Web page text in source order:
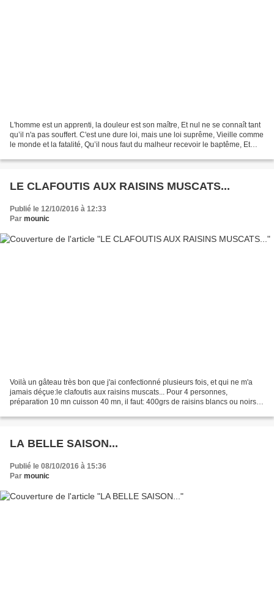
L'homme est un apprenti, la douleur est son maître, Et nul ne se connaît tant
qu’il n'a pas souffert. C'est une dure loi, mais une loi suprême, Vieille comme
le monde et la fatalité, Qu’il nous faut du malheur recevoir le baptême, Et
LE CLAFOUTIS AUX RAISINS MUSCATS...
Publié le 12/10/2016 à 12:33
Par mounic
Voilà un gâteau très bon que j'ai confectionné plusieurs fois, et qui ne m'a
jamais déçue:le clafoutis aux raisins muscats... Pour 4 personnes,
préparation 10 mn cuisson 40 mn, il faut: 400grs de raisins blancs ou noirs.
LA BELLE SAISON...
Publié le 08/10/2016 à 15:36
Par mounic